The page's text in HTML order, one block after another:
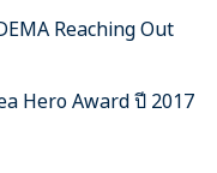
Reaching Out
Hero Award ปี 2017